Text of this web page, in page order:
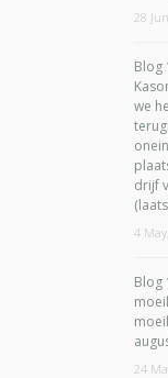
28
Blog
we
drijf
4
Blog
24